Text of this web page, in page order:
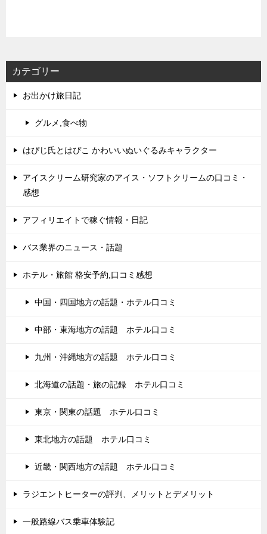
カテゴリー
お出かけ旅日記
グルメ,食べ物
はぴじ氏とはぴこ かわいいぬいぐるみキャラクター
アイスクリーム研究家のアイス・ソフトクリームの口コミ・
感想
アフィリエイトで稼ぐ情報・日記
バス業界のニュース・話題
ホテル・旅館 格安予約,口コミ感想
中国・四国地方の話題・ホテル口コミ
中部・東海地方の話題 ホテル口コミ
九州・沖縄地方の話題 ホテル口コミ
北海道の話題・旅の記録 ホテル口コミ
東京・関東の話題 ホテル口コミ
東北地方の話題 ホテル口コミ
近畿・関西地方の話題 ホテル口コミ
ラジエントヒーターの評判、メリットとデメリット
一般路線バス乗車体験記